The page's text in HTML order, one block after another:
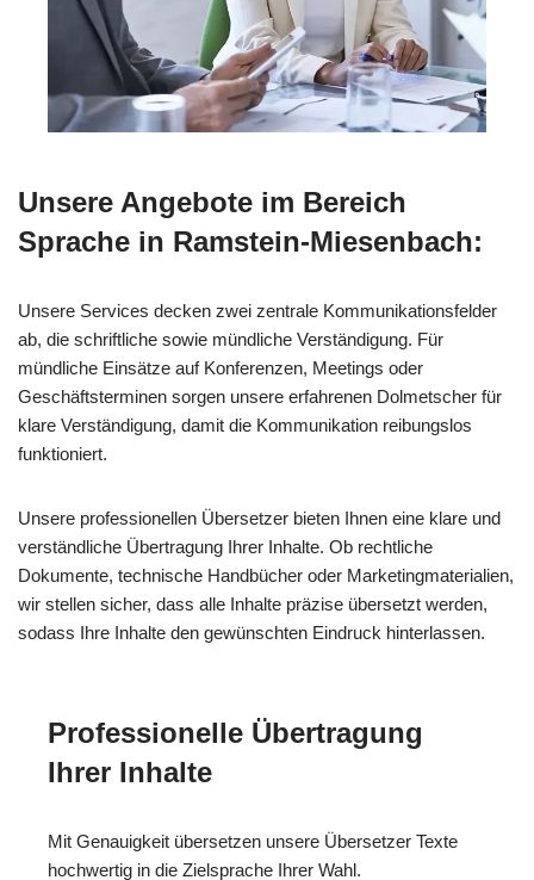
Unsere Angebote im Bereich
Sprache in Ramstein-Miesenbach:
Unsere Services decken zwei zentrale Kommunikationsfelder
ab, die schriftliche sowie mündliche Verständigung. Für
mündliche Einsätze auf Konferenzen, Meetings oder
Geschäftsterminen sorgen unsere erfahrenen Dolmetscher für
klare Verständigung, damit die Kommunikation reibungslos
funktioniert.
Unsere professionellen Übersetzer bieten Ihnen eine klare und
verständliche Übertragung Ihrer Inhalte. Ob rechtliche
Dokumente, technische Handbücher oder Marketingmaterialien,
wir stellen sicher, dass alle Inhalte präzise übersetzt werden,
sodass Ihre Inhalte den gewünschten Eindruck hinterlassen.
Professionelle Übertragung
Ihrer Inhalte
Mit Genauigkeit übersetzen unsere Übersetzer Texte
hochwertig in die Zielsprache Ihrer Wahl.